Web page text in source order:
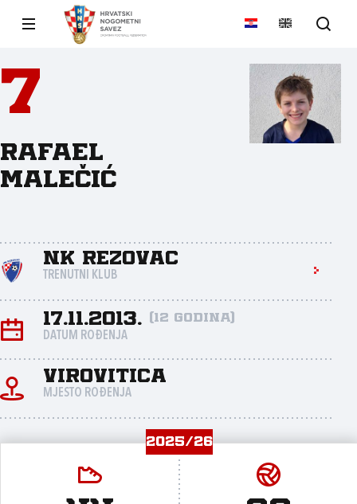
7
Rafael
Malečić
NK Rezovac
TRENUTNI KLUB
17.11.2013. (12 godina)
DATUM ROĐENJA
Virovitica
MJESTO ROĐENJA
2025/26